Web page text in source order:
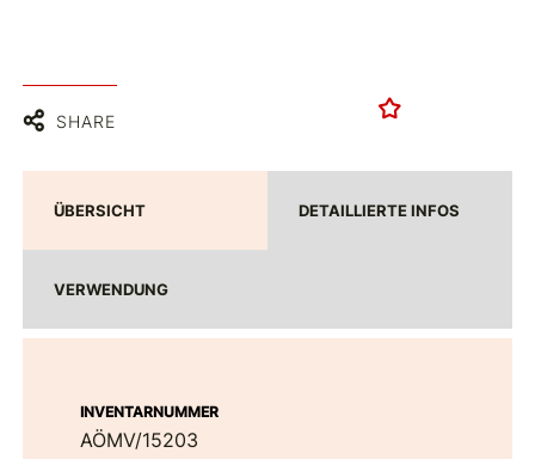
SHARE
ÜBERSICHT DETAILLIERTE INFOS
VERWENDUNG
INVENTARNUMMER
AÖMV/15203